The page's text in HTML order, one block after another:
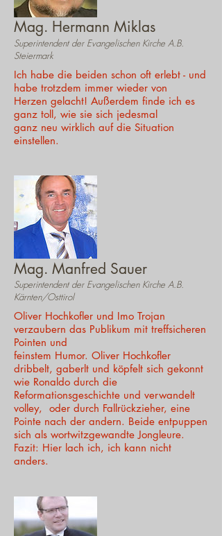
Mag. Hermann Miklas
Superintendent der Evangelischen Kirche A.B.
Steiermark
Ich habe die beiden schon oft erlebt - und
habe trotzdem immer wieder von
Herzen gelacht! Außerdem finde ich es
ganz toll, wie sie sich jedesmal
ganz neu wirklich auf die Situation
einstellen.
Mag. Manfred Sauer
Superintendent der Evangelischen Kirche A.B.
Kärnten/Osttirol
Oliver Hochkofler und Imo Trojan
verzaubern das Publikum mit treffsicheren
Pointen und
feinstem Humor. Oliver Hochkofler
dribbelt, gaberlt und köpfelt sich gekonnt
wie Ronaldo durch die
Reformationsgeschichte und verwandelt
volley, oder durch Fallrückzieher, eine
Pointe nach der andern. Beide entpuppen
sich als wortwitzgewandte Jongleure.
Fazit: Hier lach ich, ich kann nicht
anders.